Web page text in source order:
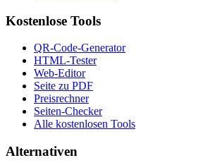
Kostenlose Tools
QR-Code-Generator
HTML-Tester
Web-Editor
Seite zu PDF
Preisrechner
Seiten-Checker
Alle kostenlosen Tools
Alternativen